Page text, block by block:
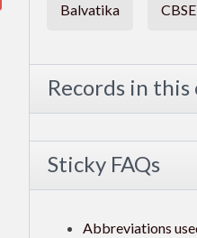
Balvatika CBSE
Records in
Sticky FAQs
Abbreviations